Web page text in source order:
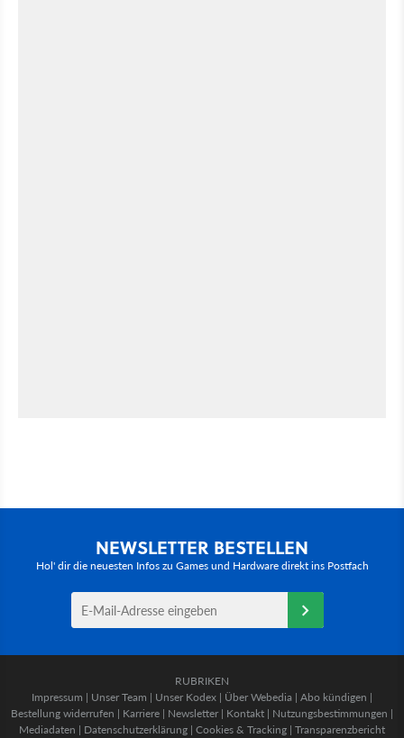
NEWSLETTER BESTELLEN
Hol' dir die neuesten Infos zu Games und Hardware direkt ins Postfach
RUBRIKEN
Impressum | Unser Team | Unser Kodex | Über Webedia | Abo kündigen |
Bestellung widerrufen | Karriere | Newsletter | Kontakt | Nutzungsbestimmungen |
Mediadaten | Datenschutzerklärung | Cookies & Tracking | Transparenzbericht